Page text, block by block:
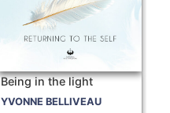
Being in the light
YVONNE BELLIVEAU